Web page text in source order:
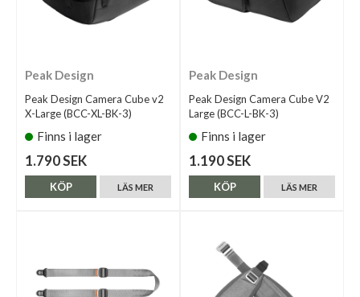
Peak Design
Peak Design Camera Cube v2
X-Large (BCC-XL-BK-3)
Finns i lager
1.790 SEK
LÄS MER
KÖP
Peak Design
Peak Design Camera Cube V2
Large (BCC-L-BK-3)
Finns i lager
1.190 SEK
LÄS MER
KÖP